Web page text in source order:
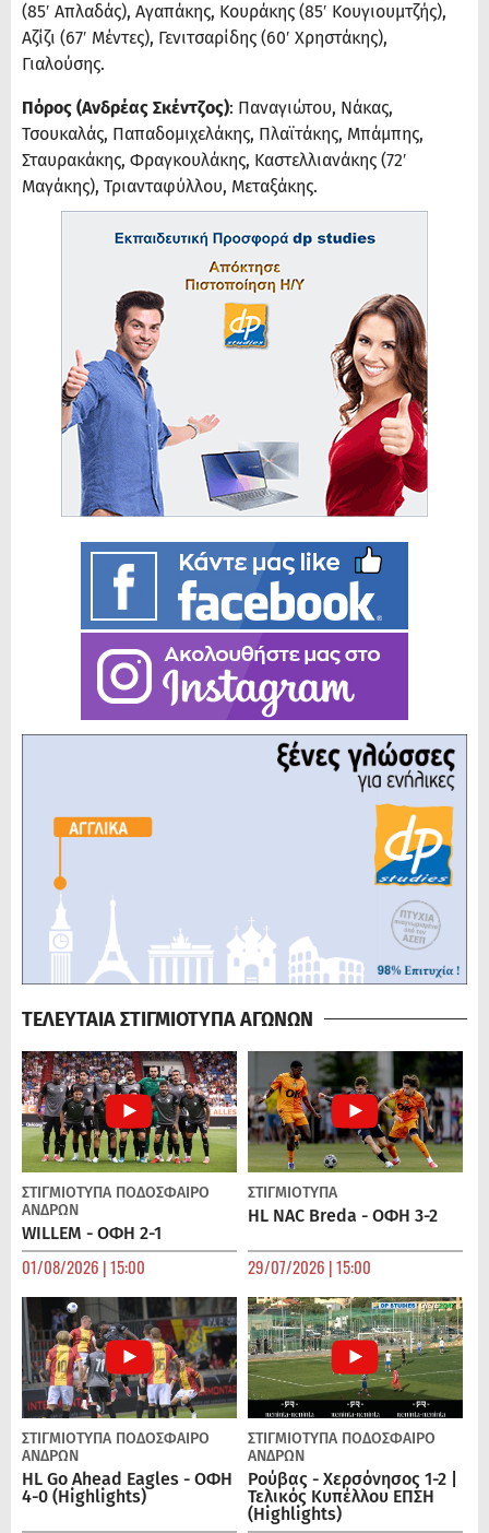
(85′ Απλαδάς), Αγαπάκης, Κουράκης (85′ Κουγιουμτζής),
Αζίζι (67′ Μέντες), Γενιτσαρίδης (60′ Χρηστάκης),
Γιαλούσης.
Πόρος (Ανδρέας Σκέντζος): Παναγιώτου, Νάκας,
Τσουκαλάς, Παπαδομιχελάκης, Πλαϊτάκης, Μπάμπης,
Σταυρακάκης, Φραγκουλάκης, Καστελλιανάκης (72′
Μαγάκης), Τριανταφύλλου, Μεταξάκης.
ΤΕΛΕΥΤΑΙΑ ΣΤΙΓΜΙΟΤΥΠΑ ΑΓΩΝΩΝ
ΣΤΙΓΜΙΟΤΥΠΑ ΠΟΔΌΣΦΑΙΡΟ
ΑΝΔΡΏΝ
WILLEM - ΟΦΗ 2-1
01/08/2026 | 15:00
ΣΤΙΓΜΙΟΤΥΠΑ
HL NAC Breda - ΟΦΗ 3-2
29/07/2026 | 15:00
ΣΤΙΓΜΙΟΤΥΠΑ ΠΟΔΌΣΦΑΙΡΟ
ΑΝΔΡΏΝ
HL Go Ahead Eagles - ΟΦΗ
4-0 (Highlights)
ΣΤΙΓΜΙΟΤΥΠΑ ΠΟΔΌΣΦΑΙΡΟ
ΑΝΔΡΏΝ
Ρούβας - Χερσόνησος 1-2 |
Τελικός Κυπέλλου ΕΠΣΗ
(Highlights)